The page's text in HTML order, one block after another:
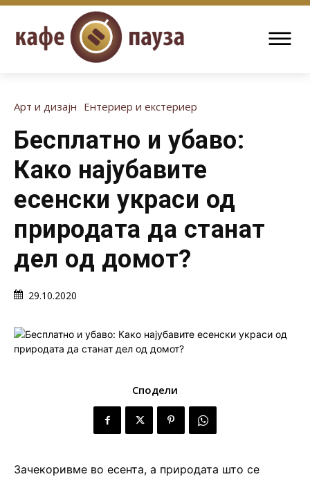
Арт и дизајн Ентериер и екстериер
Бесплатно и убаво:
Како најубавите
есенски украси од
природата да станат
дел од домот?
29.10.2020
Сподели
Зачекоривме во есента, а природата што се